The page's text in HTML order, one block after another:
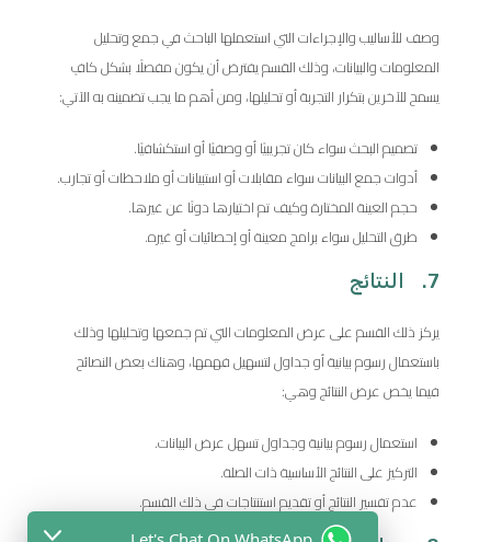
وصف للأساليب والإجراءات التي استعملها الباحث في جمع وتحليل
المعلومات والبيانات، وذلك القسم يفترض أن يكون مفصلًا بشكل كافٍ
يسمح للآخرين بتكرار التجربة أو تحليلها، ومن أهم ما يجب تضمينه به الآتي:
تصميم البحث سواء كان تجريبيًا أو وصفيًا أو استكشافيًا.
أدوات جمع البيانات سواء مقابلات أو استبيانات أو ملاحظات أو تجارب.
حجم العينة المختارة وكيف تم اختيارها دونًا عن غيرها.
طرق التحليل سواء برامج معينة أو إحصائيات أو غيره.
7. النتائج
يركز ذلك القسم على عرض المعلومات التي تم جمعها وتحليلها وذلك
باستعمال رسوم بيانية أو جداول لتسهيل فهمها، وهناك بعض النصائح
فيما يخص عرض النتائج وهي:
استعمال رسوم بيانية وجداول تسهل عرض البيانات.
التركيز على النتائج الأساسية ذات الصلة.
عدم تفسير النتائج أو تقديم استنتاجات في ذلك القسم.